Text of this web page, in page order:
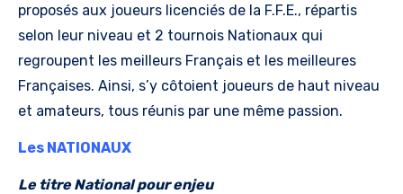
proposés aux joueurs licenciés de la F.F.E., répartis
selon leur niveau et 2 tournois Nationaux qui
regroupent les meilleurs Français et les meilleures
Françaises. Ainsi, s’y côtoient joueurs de haut niveau
et amateurs, tous réunis par une même passion.
Les NATIONAUX
Le titre National pour enjeu